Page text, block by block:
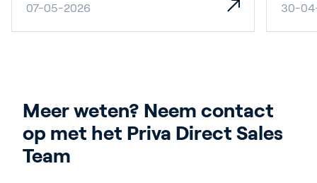
07-05-2026 30-
Meer weten? Neem contact
op met het Priva Direct Sales
Team